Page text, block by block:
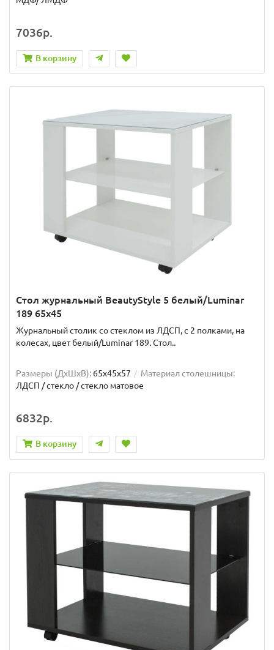
7036р.
В корзину
Стол журнальный BeautyStyle 5 белый/Luminar
189 65x45
Журнальный столик со стеклом из ЛДСП, с 2 полками, на
колесах, цвет белый/Luminar 189. Стол..
Размеры (ДхШxВ): 65х45х57
Материал столешницы:
ЛДСП / стекло / стекло матовое
6832р.
В корзину